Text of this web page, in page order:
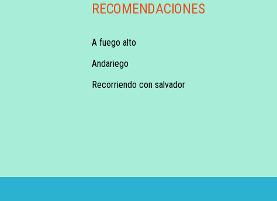
RECOMENDACIONES
A fuego alto
Andariego
Recorriendo con salvador